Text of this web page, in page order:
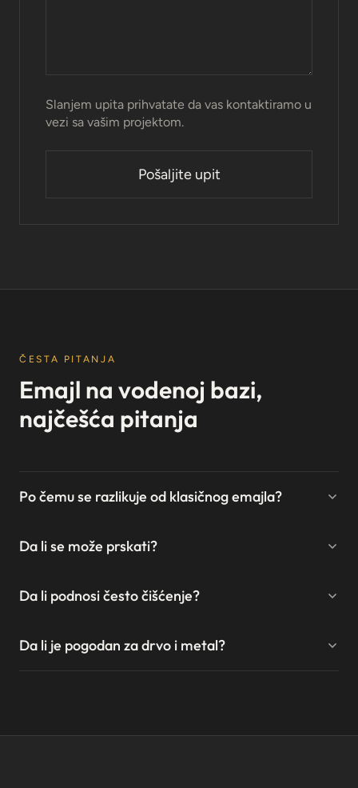
Slanjem upita prihvatate da vas kontaktiramo u
vezi sa vašim projektom.
ČESTA PITANJA
Emajl na vodenoj bazi,
najčešća pitanja
Po čemu se razlikuje od klasičnog emajla?
Da li se može prskati?
Da li podnosi često čišćenje?
Da li je pogodan za drvo i metal?